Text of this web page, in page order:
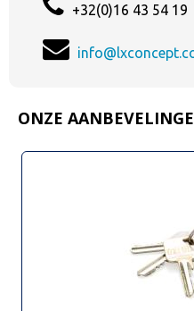
+32(0)16 43 54 19
ONZE